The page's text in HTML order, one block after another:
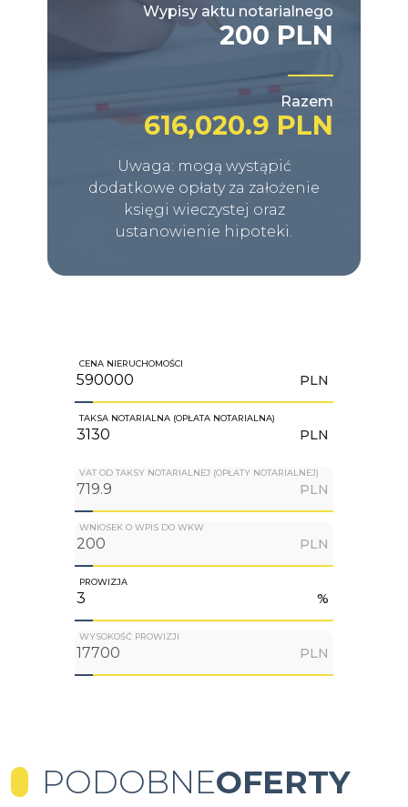
Wypisy aktu notarialnego
200 PLN
Razem
616,020.9 PLN
Uwaga: mogą wystąpić
dodatkowe opłaty za założenie
księgi wieczystej oraz
ustanowienie hipoteki.
CENA NIERUCHOMOŚCI
PLN
TAKSA NOTARIALNA (OPŁATA NOTARIALNA)
PLN
VAT OD TAKSY NOTARIALNEJ (OPŁATY NOTARIALNEJ)
PLN
WNIOSEK O WPIS DO WKW
PLN
PROWIZJA
%
WYSOKOŚĆ PROWIZJI
PLN
PODOBNEOFERTY